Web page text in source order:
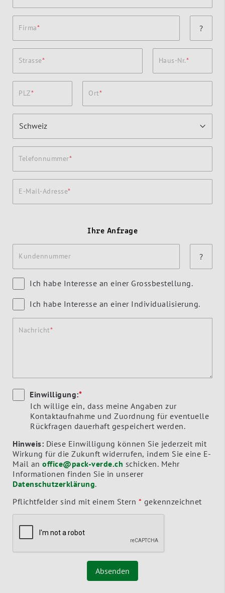
Firma ?
Strasse Haus-Nr.
PLZ Ort
Telefonnummer
E-Mail-Adresse
Ihre Anfrage
Kundennummer ?
Ich habe Interesse an einer Grossbestellung.
Ich habe Interesse an einer Individualisierung.
Nachricht
Einwilligung:*
Ich willige ein, dass meine Angaben zur
Kontaktaufnahme und Zuordnung für eventuelle
Rückfragen dauerhaft gespeichert werden.
Hinweis: Diese Einwilligung können Sie jederzeit mit
Wirkung für die Zukunft widerrufen, indem Sie eine E-
Mail an office@pack-verde.ch
Informationen finden Sie in unserer
Datenschutzerklärung.
Pflichtfelder sind mit einem Stern * gekennzeichnet
Absenden